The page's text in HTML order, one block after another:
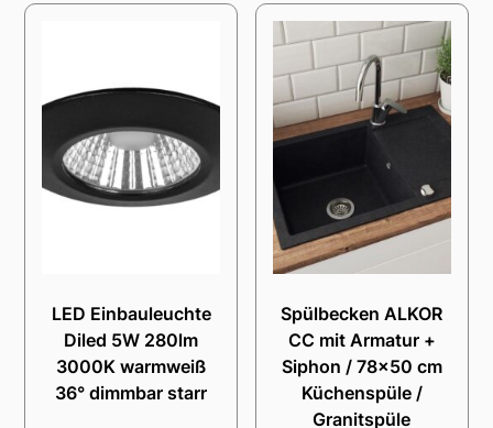
LED Einbauleuchte
Diled 5W 280lm
3000K warmweiß
36° dimmbar starr
Spülbecken ALKOR
CC mit Armatur +
Siphon / 78×50 cm
Küchenspüle /
Granitspüle